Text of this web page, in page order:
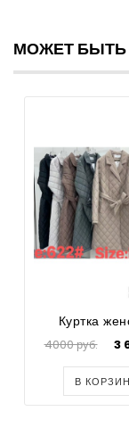
МОЖЕТ БЫТЬ
Куртка
4000 руб. 3
В